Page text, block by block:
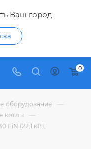
Ваш город
0
оборудование —
котлы —
FiN (22,1 кВт,